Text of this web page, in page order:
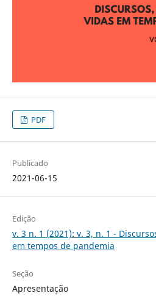
PDF
Publicado
2021-06-15
Edição
v. 3 n. 1 (2021): v. 3, n. 1 -
em tempos de pandemia
Seção
Apresentação